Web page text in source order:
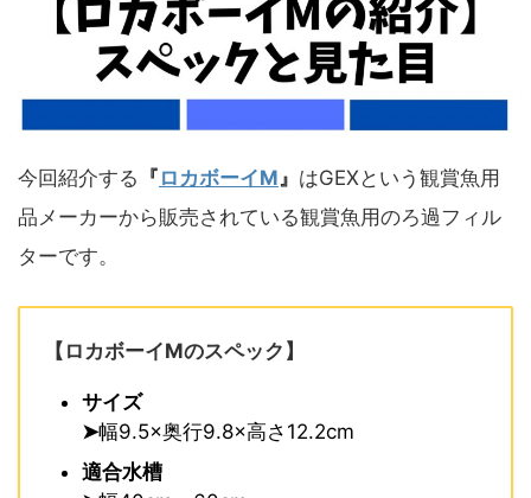
今回紹介する 『 ロカボーイM』 はGEXという観賞魚用
品メーカーから販売されている観賞魚用のろ過フィル
ターです。
【ロカボーイMのスペック】
サイズ
➤幅9.5×奥行9.8×高さ12.2cm
適合水槽